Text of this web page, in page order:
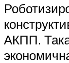
АКПП.